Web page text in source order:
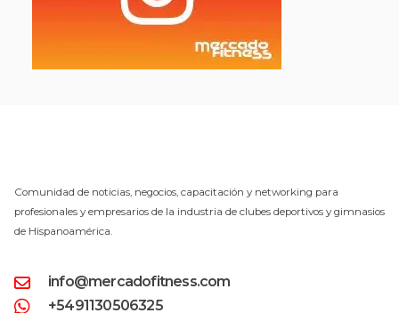
Comunidad de noticias, negocios, capacitación y networking para
profesionales y empresarios de la industria de clubes deportivos y gimnasios
de Hispanoamérica.
info@mercadofitness.com
+5491130506325